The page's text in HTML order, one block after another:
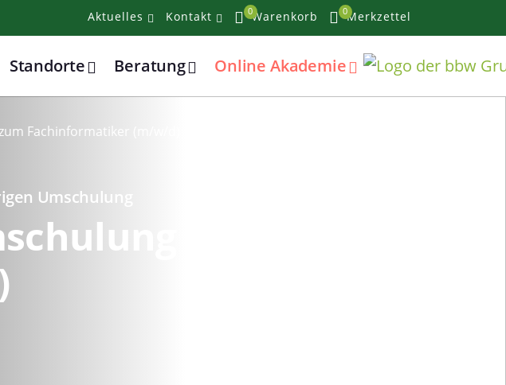
Aktuelles Kontakt 0Warenkorb 0Merkzettel
Standorte Beratung Online Akademie
Fachinformatiker (m/w/d)
Umschulung
zum